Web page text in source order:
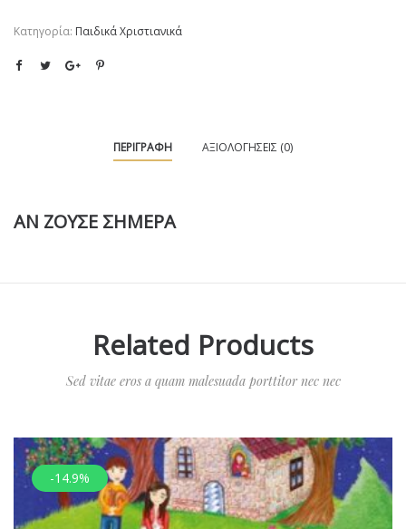
Κατηγορία: Παιδικά Χριστιανικά
ΠΕΡΙΓΡΑΦΉ ΑΞΙΟΛΟΓΉΣΕΙΣ (0)
AN ZOYΣΕ ΣΗΜΕΡΑ
Related Products
Sed vitae eros a quam malesuada porttitor nec nec
-14.9%